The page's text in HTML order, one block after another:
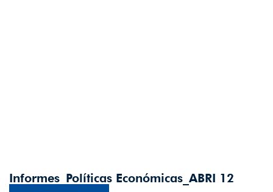
Informes_Políticas Económicas_ABRI 12